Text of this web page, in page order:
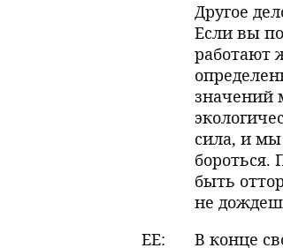
Другое
Если вы
работают
значений
сила, и
быть
не
EE:
В конце